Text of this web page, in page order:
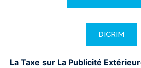
DICRIM
La Taxe sur La Publicité